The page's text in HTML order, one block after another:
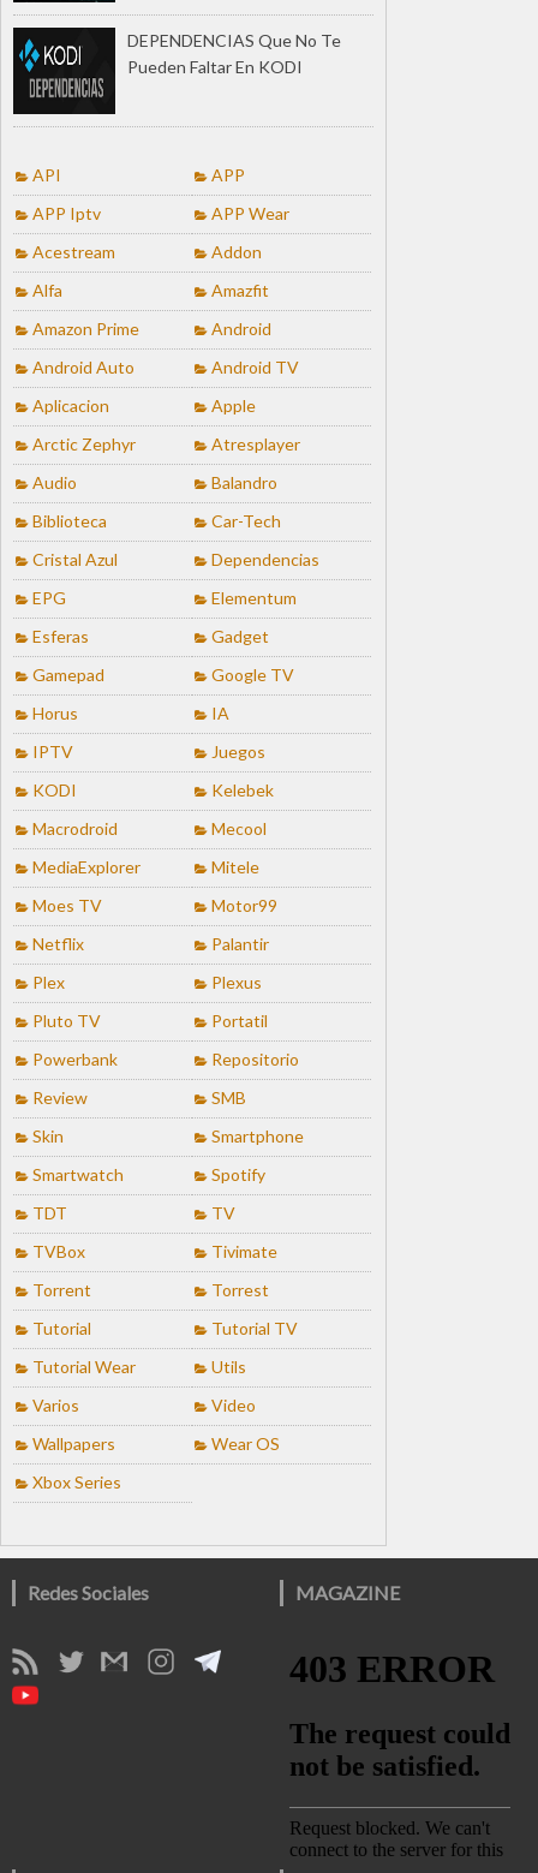
DEPENDENCIAS Que No Te
Pueden Faltar En KODI
API
APP
APP Iptv
APP Wear
Acestream
Addon
Alfa
Amazfit
Amazon Prime
Android
Android Auto
Android TV
Aplicacion
Apple
Arctic Zephyr
Atresplayer
Audio
Balandro
Biblioteca
Car-Tech
Cristal Azul
Dependencias
EPG
Elementum
Esferas
Gadget
Gamepad
Google TV
Horus
IA
IPTV
Juegos
KODI
Kelebek
Macrodroid
Mecool
MediaExplorer
Mitele
Moes TV
Motor99
Netflix
Palantir
Plex
Plexus
Pluto TV
Portatil
Powerbank
Repositorio
Review
SMB
Skin
Smartphone
Smartwatch
Spotify
TDT
TV
TVBox
Tivimate
Torrent
Torrest
Tutorial
Tutorial TV
Tutorial Wear
Utils
Varios
Video
Wallpapers
Wear OS
Xbox Series
Redes Sociales MAGAZINE